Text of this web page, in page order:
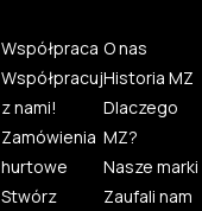
Współpraca
Współpracuj
z nami!
Zamówienia
hurtowe
Stwórz
O nas
Historia MZ
Dlaczego
MZ?
Nasze marki
Zaufali nam